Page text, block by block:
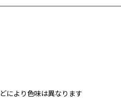
により色味は異なります